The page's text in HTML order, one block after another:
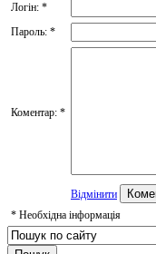
Логін: *
Пароль: *
Коментар: *
Відмінити
* Необхідна інформація